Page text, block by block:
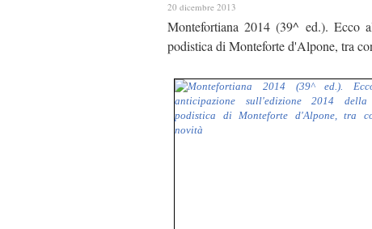
20 dicembre 2013
Montefortiana 2014 (39^ ed.). Ecco
podistica di Monteforte d'Alpone, tra